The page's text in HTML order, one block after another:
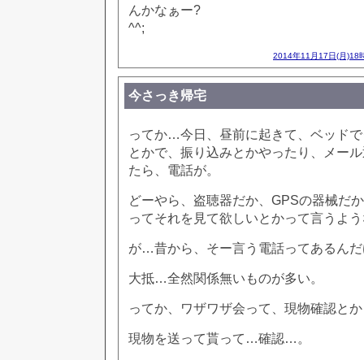
んかなぁー?
^^;
2014年11月17日(月)18
今さっき帰宅
ってか…今日、昼前に起きて、ベッド
とかで、振り込みとかやったり、メー
たら、電話が。
どーやら、盗聴器だか、GPSの器械だ
ってそれを見て欲しいとかって言うよ
が…昔から、そー言う電話ってあるん
大抵…全然関係無いものが多い。
ってか、ワザワザ会って、現物確認と
現物を送って貰って…確認…。